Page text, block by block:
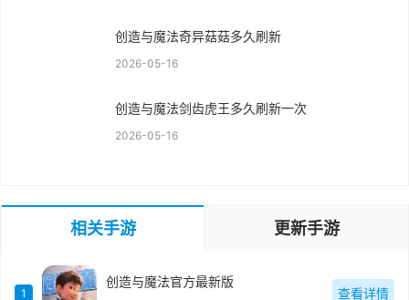
创造与魔法奇异菇菇多久刷新
2026-05-16
创造与魔法剑齿虎王多久刷新一次
2026-05-16
相关手游 更新手游
1
创造与魔法官方最新版
查看详情